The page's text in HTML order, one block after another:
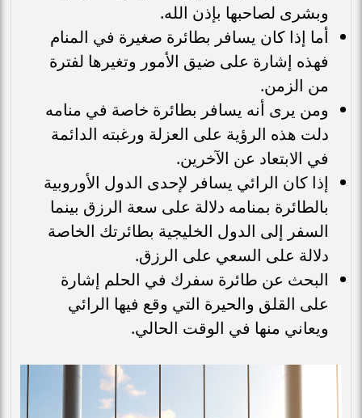
وبشرى لصاحبها بإذن الله.
أما إذا كان يسافر بطائرة صغيرة في المنام
فهذه إشارة على ضيق الأمور وتغيرها لفترة
من الزمن.
ومن يرى أنه يسافر بطائرة خاصة في منامه
دلت هذه الرؤية على العزلة ورغبته الدائمة
في الابتعاد عن الآخرين.
إذا كان الرائي يسافر لإحدى الدول الأوروبية
بالطائرة بمنامه دلالة على سعة الرزق بينما
السفر إلى الدول الخليجية بطائرتك الخاصة
دلالة على السعي على الرزق.
البحث عن طائرة سفرك في الحلم إشارة
على القلق والحيرة التي وقع فيها الرائي
ويعاني منها في الوقت الحالي.